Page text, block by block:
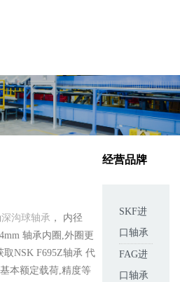
深沟球轴承 ， 内径
轴承内圈,外圈更
取NSK F695Z轴承 代
本额定载荷,精度等
经营品牌
SKF进
口轴承
FAG进
口轴承